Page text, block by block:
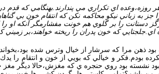
اي تكراري مي پندارند.بهنگامي كه
به زباني نيكو محاكمه نكن كه انتقام خون بي
دستانت را بر گلوي هم خونت مفشارمگر آنكه او
اي.جلجتايي كه خون پدران را ريخته خواهند،بر
بود ذهن مرا كه سرشار از خيال وترس شده
بودم.فكر و خيالي كه بويي از خون و انتقام را يدك
نشسته بود روي حنجره ي كه مغزش،حالا ديگر